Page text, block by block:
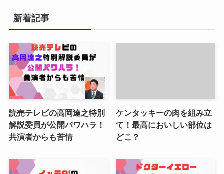
新着記事
読売テレビの高岡達之特別
解説委員が公開パワハラ！
共演者からも苦情
ケンタッキーの肉を組み立
て！最高においしい部位は
どこ？